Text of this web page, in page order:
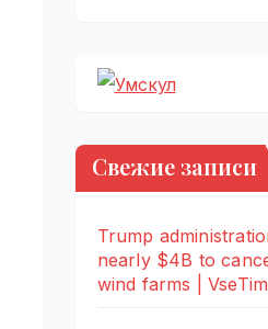
Свежие записи
Trump
nearly $4B to
wind farms |